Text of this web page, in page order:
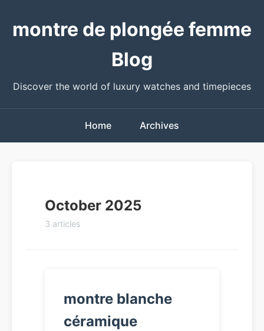
montre de plongée femme
Blog
Discover the world of luxury watches and timepieces
Home Archives
October 2025
3 articles
montre blanche
céramique